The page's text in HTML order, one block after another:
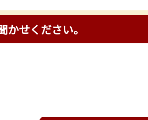
せください。